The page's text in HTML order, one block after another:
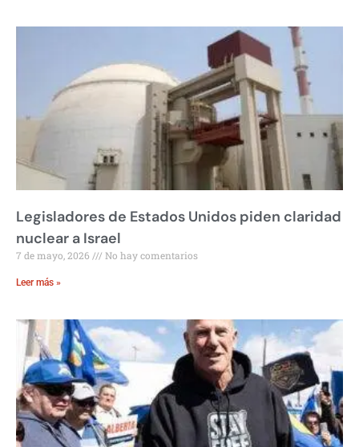
Legisladores de Estados Unidos piden claridad
nuclear a Israel
7 de mayo, 2026 No hay comentarios
Leer más »